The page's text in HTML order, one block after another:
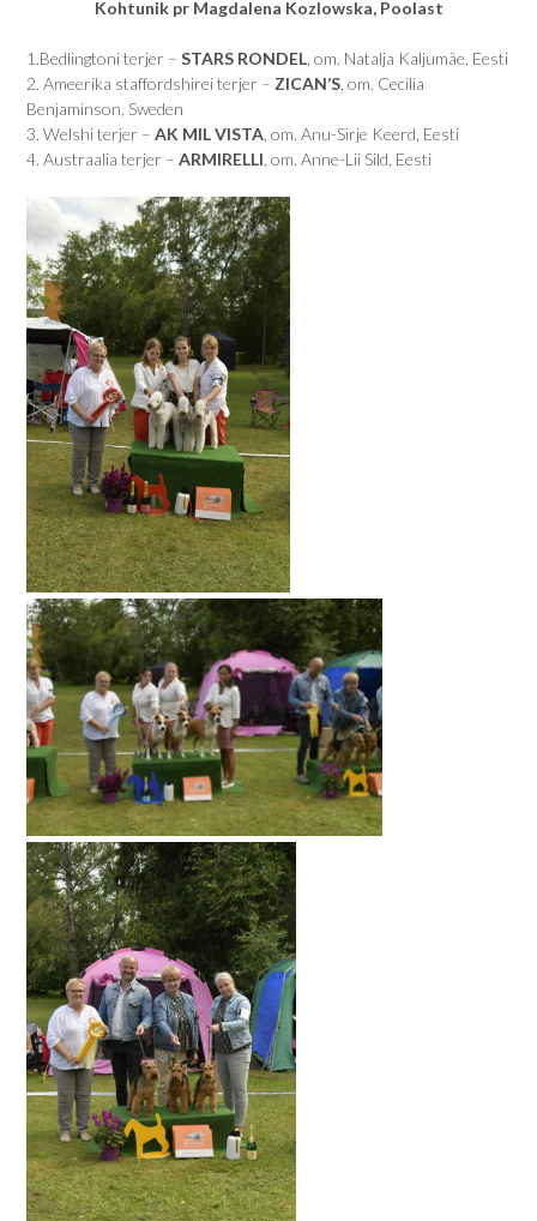
Kohtunik pr Magdalena Kozlowska, Poolast
1.Bedlingtoni terjer – STARS RONDEL , om. Natalja Kaljumäe, Eesti
2. Ameerika staffordshirei terjer – ZICAN’S , om. Cecilia
Benjaminson, Sweden
3. Welshi terjer – AK MIL VISTA , om. Anu-Sirje Keerd, Eesti
4. Austraalia terjer – ARMIRELLI , om. Anne-Lii Sild, Eesti